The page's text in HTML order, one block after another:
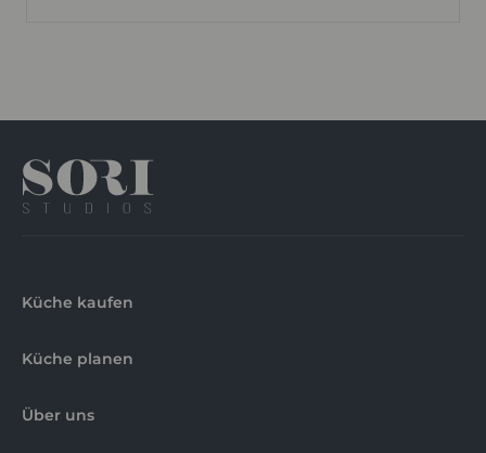
Küche kaufen
Küche planen
Über uns